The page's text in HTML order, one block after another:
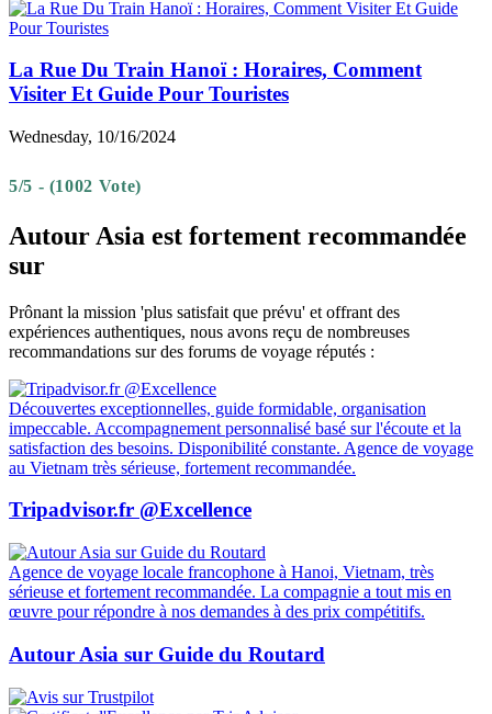
La Rue Du Train Hanoï : Horaires, Comment
Visiter Et Guide Pour Touristes
Wednesday, 10/16/2024
5/5 - (1002 Vote)
Autour Asia est fortement recommandée
sur
Prônant la mission 'plus satisfait que prévu' et offrant des
expériences authentiques, nous avons reçu de nombreuses
recommandations sur des forums de voyage réputés :
Découvertes exceptionnelles, guide formidable, organisation
impeccable. Accompagnement personnalisé basé sur l'écoute et la
satisfaction des besoins. Disponibilité constante. Agence de voyage
au Vietnam très sérieuse, fortement recommandée.
Tripadvisor.fr @Excellence
Agence de voyage locale francophone à Hanoi, Vietnam, très
sérieuse et fortement recommandée. La compagnie a tout mis en
œuvre pour répondre à nos demandes à des prix compétitifs.
Autour Asia sur Guide du Routard